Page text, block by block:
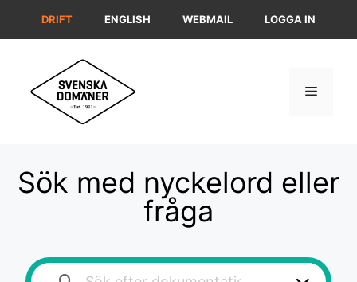
DRIFT ENGLISH WEBMAIL LOGGA IN
Meny
Sök med nyckelord eller
fråga